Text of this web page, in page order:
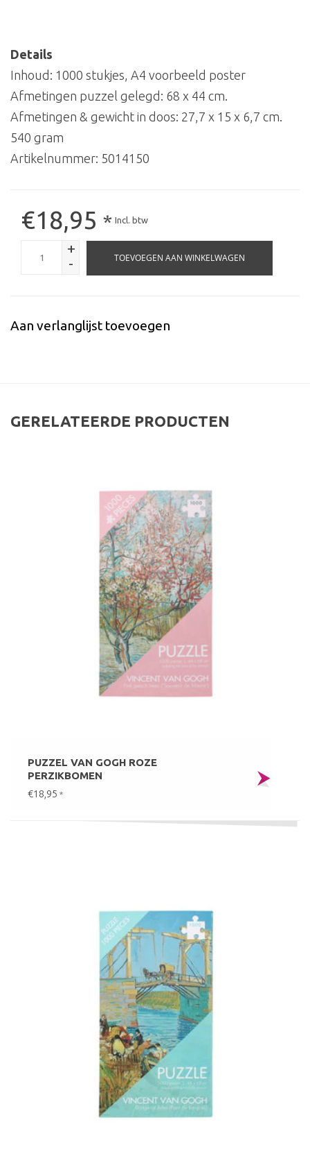
Details
Inhoud: 1000 stukjes, A4 voorbeeld poster
Afmetingen puzzel gelegd: 68 x 44 cm.
Afmetingen & gewicht in doos: 27,7 x 15 x 6,7 cm.
540 gram
Artikelnummer: 5014150
€18,95 * Incl. btw
+
-
TOEVOEGEN AAN WINKELWAGEN
Aan verlanglijst toevoegen
GERELATEERDE PRODUCTEN
PUZZEL VAN GOGH ROZE
PERZIKBOMEN
€18,95 *